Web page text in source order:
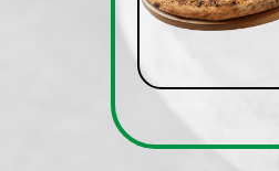
Notre Restaurant
Zones de Livraison